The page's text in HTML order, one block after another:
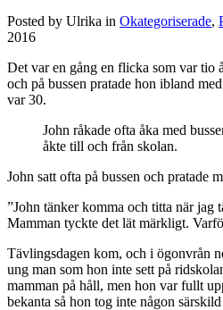
Posted by Ulrika in Okategoriserade,
2016
Det var en gång en flicka som var tio
och på bussen pratade hon ibland
var 30.
John råkade ofta åka med
åkte till och från skolan.
John satt ofta på bussen och pratade
”John tänker komma och titta när jag
Mamman tyckte det lät märkligt.
Tävlingsdagen kom, och i ögonvrån
ung man som hon inte sett på
mamman på håll, men hon var fullt
bekanta så hon tog inte någon